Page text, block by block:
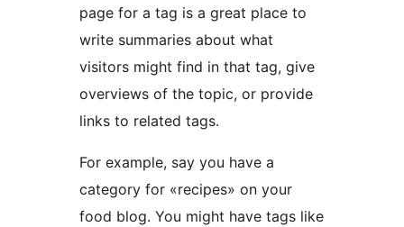
page for a tag is a great place to
write summaries about what
visitors might find in that tag, give
overviews of the topic, or provide
links to related tags.
For example, say you have a
category for «recipes» on your
food blog. You might have tags like